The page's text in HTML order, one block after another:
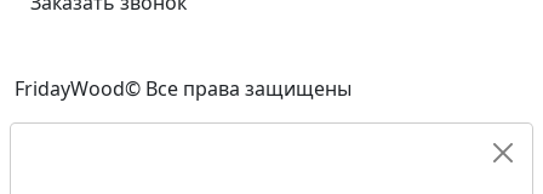
FridayWood© Все права защищены